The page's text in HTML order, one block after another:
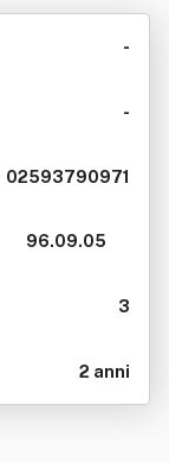
-
-
02593790971
96.09.05
3
2 anni